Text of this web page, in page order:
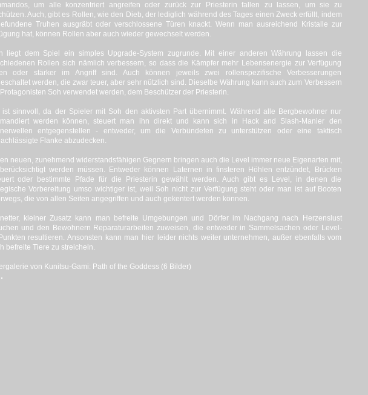
um alle konzentriert angreifen oder zurück zur Priesterin fallen zu lassen, um sie zu
Auch, gibt es Rollen, wie den Dieb, der lediglich während des Tages einen Zweck erfüllt, indem
Truhen ausgräbt oder verschlossene Türen knackt. Wenn man ausreichend Kristalle zur
hat, können Rollen aber auch wieder gewechselt werden.
liegt dem Spiel ein simples Upgrade-System zugrunde. Mit einer anderen Währung lassen die
Rollen sich nämlich verbessern, so dass die Kämpfer mehr Lebensenergie zur Verfügung
oder stärker im Angriff sind. Auch können jeweils zwei rollenspezifische Verbesserungen
werden, die zwar teuer, aber sehr nützlich sind. Dieselbe Währung kann auch zum Verbessern
Soh verwendet werden, dem Beschützer der Priesterin.
ist sinnvoll, da der Spieler mit Soh den aktivsten Part übernimmt. Während alle Bergbewohner nur
werden können, steuert man ihn direkt und kann sich in Hack and Slash-Manier den
entgegenstellen - entweder, um die Verbündeten zu unterstützen oder eine taktisch
Flanke abzudecken.
neuen, zunehmend widerstandsfähigen Gegnern bringen auch die Level immer neue Eigenarten mit,
werden müssen. Entweder können Laternen in finsteren Höhlen entzündet, Brücken
oder bestimmte Pfade für die Priesterin gewählt werden. Auch gibt es Level, in denen die
Vorbereitung umso wichtiger ist, weil Soh nicht zur Verfügung steht oder man ist auf Booten
die von allen Seiten angegriffen und auch gekentert werden können.
kleiner Zusatz kann man befreite Umgebungen und Dörfer im Nachgang nach Herzenslust
und den Bewohnern Reparaturarbeiten zuweisen, die entweder in Sammelsachen oder Level-
resultieren. Ansonsten kann man hier leider nichts weiter unternehmen, außer ebenfalls vom
befreite Tiere zu streicheln.
von Kunitsu-Gami: Path of the Goddess (6 Bilder)